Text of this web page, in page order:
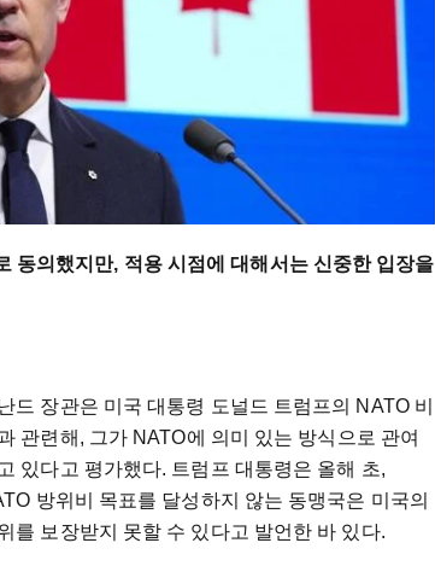
동의했지만, 적용 시점에 대해서는 신중한 입장을
드 장관은 미국 대통령 도널드 트럼프의 NATO 비
관련해, 그가 NATO에 의미 있는 방식으로 관여
있다고 평가했다. 트럼프 대통령은 올해 초,
방위비 목표를 달성하지 않는 동맹국은 미국의
를 보장받지 못할 수 있다고 발언한 바 있다.